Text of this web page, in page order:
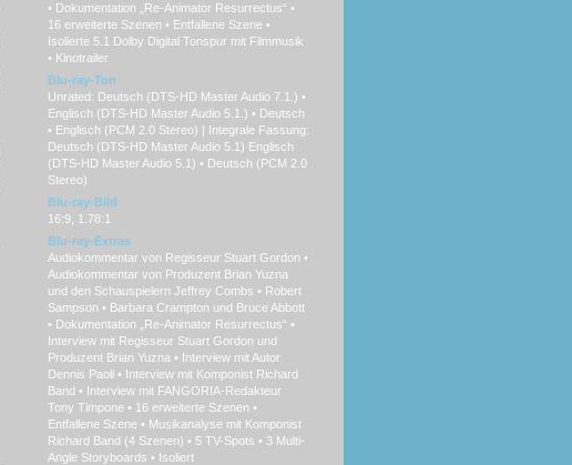
• Dokumentation „Re-Animator Resurrectus“ •
16 erweiterte Szenen • Entfallene Szene •
Isolierte 5.1 Dolby Digital Tonspur mit Filmmusik
• Kinotrailer
Blu-ray-Ton
Unrated: Deutsch (DTS-HD Master Audio 7.1.) •
Englisch (DTS-HD Master Audio 5.1.) • Deutsch
• Englisch (PCM 2.0 Stereo) | Integrale Fassung:
Deutsch (DTS-HD Master Audio 5.1) Englisch
(DTS-HD Master Audio 5.1) • Deutsch (PCM 2.0
Stereo)
Blu-ray-Bild
16:9, 1.78:1
Blu-ray-Extras
Audiokommentar von Regisseur Stuart Gordon •
Audiokommentar von Produzent Brian Yuzna
und den Schauspielern Jeffrey Combs • Robert
Sampson • Barbara Crampton und Bruce Abbott
• Dokumentation „Re-Animator Resurrectus“ •
Interview mit Regisseur Stuart Gordon und
Produzent Brian Yuzna • Interview mit Autor
Dennis Paoli • Interview mit Komponist Richard
Band • Interview mit FANGORIA-Redakteur
Tony Timpone • 16 erweiterte Szenen •
Entfallene Szene • Musikanalyse mit Komponist
Richard Band (4 Szenen) • 5 TV-Spots • 3 Multi-
Angle Storyboards • Isoliert